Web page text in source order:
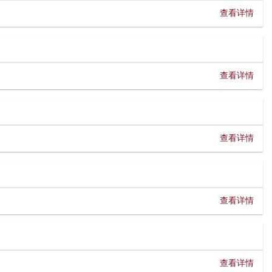
查看详情
查看详情
查看详情
查看详情
查看详情